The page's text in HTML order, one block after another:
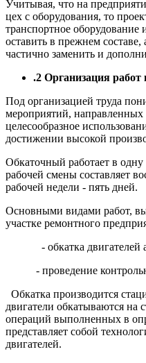
Учитывая, что на
цех с оборудования, то
транспортное
оставить в прежнем
частично заменить и
.2 Организация работ
Под организацией труда
мероприятий,
целесообразное
достижении высокой
Обкаточный работает в
рабочей смены составляет
рабочей недели - пять дней.
Основными видами работ,
участке ремонтного
- обкатка двигателей
- проведение
Обкатка производится
двигатели обкатываются на
операций выполненных в
представляет собой
двигателей.